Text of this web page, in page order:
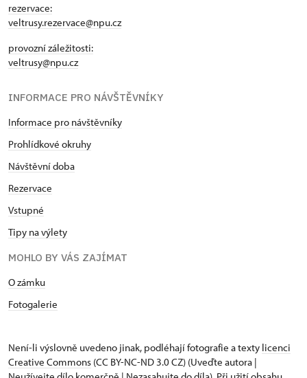
rezervace:
veltrusy.rezervace@npu.cz
provozní záležitosti:
veltrusy@npu.cz
INFORMACE PRO NÁVŠTĚVNÍKY
Informace pro návštěvníky
Prohlídkové okruhy
Návštěvní doba
Rezervace
Vstupné
Tipy na výlety
MOHLO BY VÁS ZAJÍMAT
O zámku
Fotogalerie
Není-li výslovně uvedeno jinak, podléhají fotografie a texty licenci
Creative Commons (CC BY-NC-ND 3.0 CZ) (Uveďte autora |